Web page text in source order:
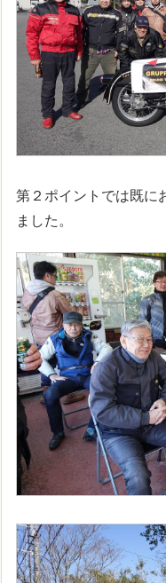
第２ポイントでは既に
ました。